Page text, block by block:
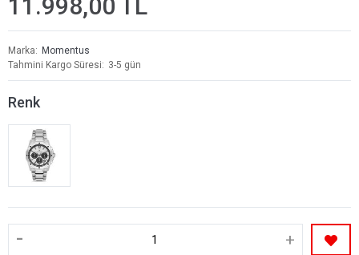
11.998,00 TL
Marka
Momentus
Tahmini Kargo Süresi
3-5 gün
Renk
- +